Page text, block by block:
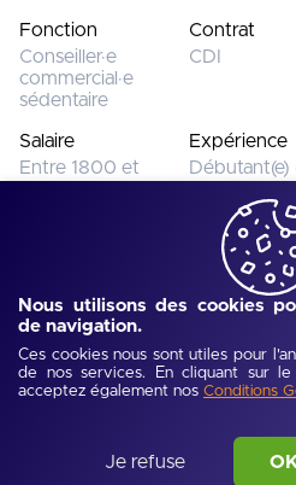
Nous utilisons des cookies
de navigation.
Ces cookies nous sont utiles pour
de nos services. En cliquant sur
acceptez également nos Conditions
Je refuse
Fonction
Conseiller·e
commercial·e
sédentaire
Contrat
CDI
Salaire
Entre 1800 et
Expérience
Débutant(e)
Cette offre n’est plus
Description de l'offre
Ref :UJEV68ba398d2817c-Publié :
Le MEDEF Savoie, acteur de la